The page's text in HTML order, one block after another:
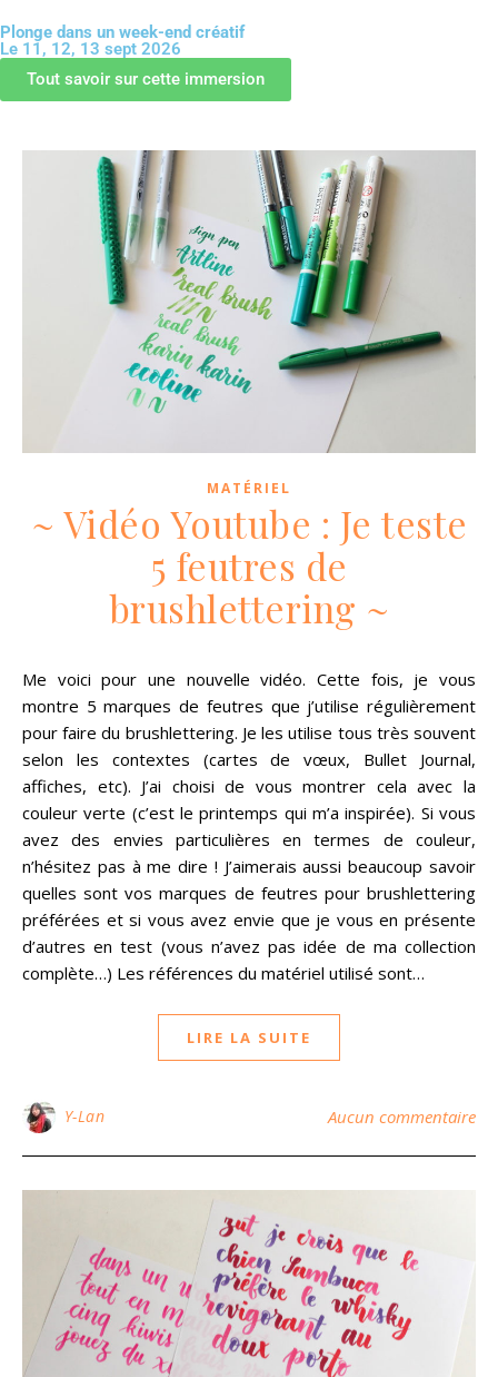
MATÉRIEL
~ Vidéo Youtube : Je teste
5 feutres de
brushlettering ~
Me voici pour une nouvelle vidéo. Cette fois, je vous
montre 5 marques de feutres que j’utilise régulièrement
pour faire du brushlettering. Je les utilise tous très souvent
selon les contextes (cartes de vœux, Bullet Journal,
affiches, etc). J’ai choisi de vous montrer cela avec la
couleur verte (c’est le printemps qui m’a inspirée). Si vous
avez des envies particulières en termes de couleur,
n’hésitez pas à me dire ! J’aimerais aussi beaucoup savoir
quelles sont vos marques de feutres pour brushlettering
préférées et si vous avez envie que je vous en présente
d’autres en test (vous n’avez pas idée de ma collection
complète…) Les références du matériel utilisé sont…
LIRE LA SUITE
Y-Lan Aucun commentaire
Plonge dans un week-end créatif
Le 11, 12, 13 sept 2026
Tout savoir sur cette immersion